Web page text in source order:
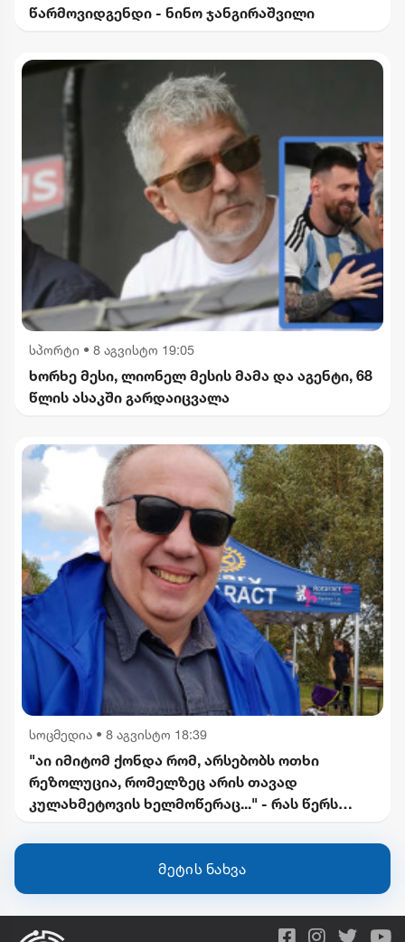
წარმოვიდგენდი - ნინო ჯანგირაშვილი
სპორტი • 8 აგვისტო 19:05
ხორხე მესი, ლიონელ მესის მამა და აგენტი, 68
წლის ასაკში გარდაიცვალა
სოცმედია • 8 აგვისტო 18:39
"აი იმიტომ ქონდა რომ, არსებობს ოთხი
რეზოლუცია, რომელზეც არის თავად
კულახმეტოვის ხელმოწერაც..." - რას წერს
მეტის ნახვა